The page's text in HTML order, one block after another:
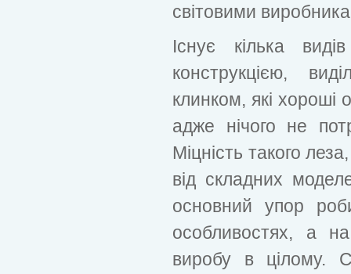
світовими
Існує кілька
конструкцією,
клинком, які хороші
адже нічого не
Міцність такого
від складних
основний упор
особливостях, а на
виробу в цілому.